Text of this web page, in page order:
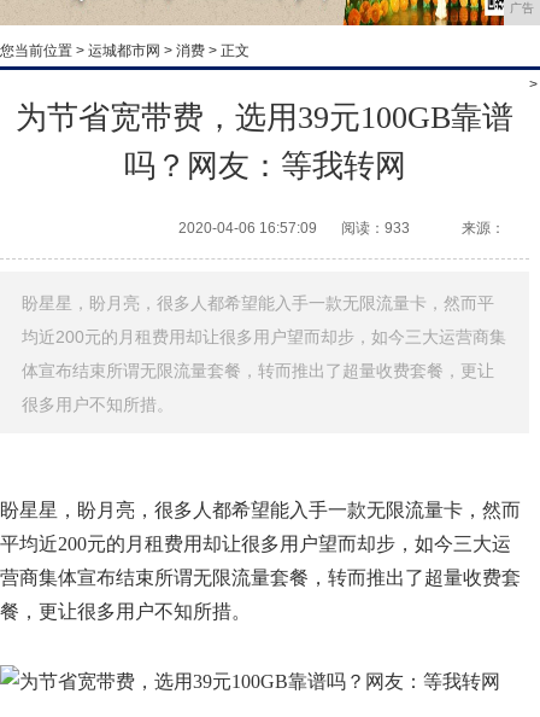
广告
您当前位置 > 运城都市网 > 消费 > 正文
>
为节省宽带费，选用39元100GB靠谱
吗？网友：等我转网
2020-04-06 16:57:09 阅读：933 来源：
盼星星，盼月亮，很多人都希望能入手一款无限流量卡，然而平
均近200元的月租费用却让很多用户望而却步，如今三大运营商集
体宣布结束所谓无限流量套餐，转而推出了超量收费套餐，更让
很多用户不知所措。
盼星星，盼月亮，很多人都希望能入手一款无限流量卡，然而
平均近200元的月租费用却让很多用户望而却步，如今三大运
营商集体宣布结束所谓无限流量套餐，转而推出了超量收费套
餐，更让很多用户不知所措。